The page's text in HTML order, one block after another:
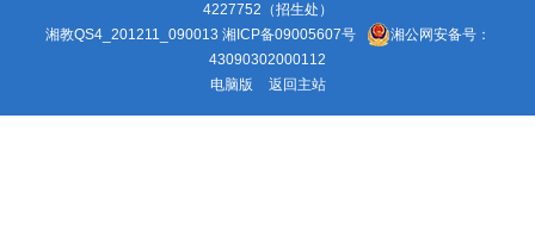
4227752（招生处）
湘教QS4_201211_090013 湘ICP备09005607号
湘公网安备号：
43090302000112
电脑版
返回主站